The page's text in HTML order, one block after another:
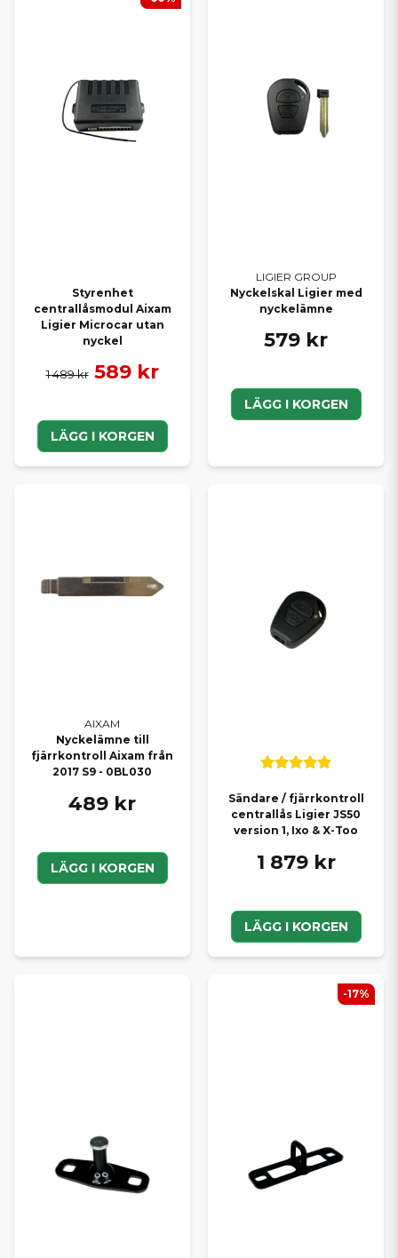
Styrenhet
centrallåsmodul Aixam
Ligier Microcar utan
nyckel
1 489 kr 589 kr
LÄGG I KORGEN
LIGIER GROUP
Nyckelskal Ligier med
nyckelämne
579 kr
LÄGG I KORGEN
AIXAM
Nyckelämne till
fjärrkontroll Aixam från
2017 S9 - 0BL030
489 kr
LÄGG I KORGEN
Sändare / fjärrkontroll
centrallås Ligier JS50
version 1, Ixo & X-Too
1 879 kr
LÄGG I KORGEN
-17%